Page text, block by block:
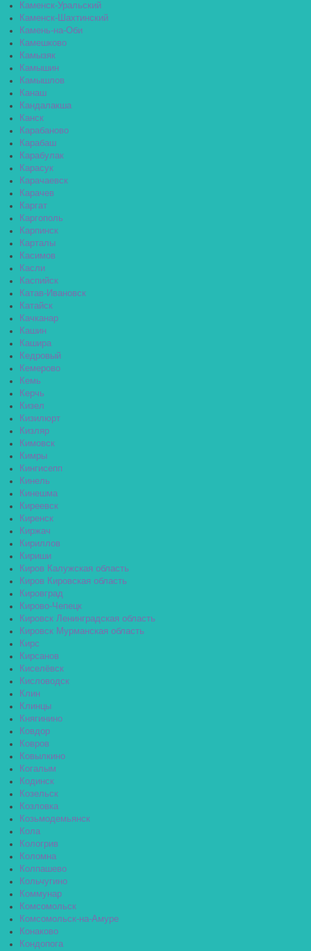
Каменск-Уральский
Каменск-Шахтинский
Камень-на-Оби
Камешково
Камызяк
Камышин
Камышлов
Канаш
Кандалакша
Канск
Карабаново
Карабаш
Карабулак
Карасук
Карачаевск
Карачев
Каргат
Каргополь
Карпинск
Карталы
Касимов
Касли
Каспийск
Катав-Ивановск
Катайск
Качканар
Кашин
Кашира
Кедровый
Кемерово
Кемь
Керчь
Кизел
Кизилюрт
Кизляр
Кимовск
Кимры
Кингисепп
Кинель
Кинешма
Киреевск
Киренск
Киржач
Кириллов
Кириши
Киров Калужская область
Киров Кировская область
Кировград
Кирово-Чепецк
Кировск Ленинградская область
Кировск Мурманская область
Кирс
Кирсанов
Киселёвск
Кисловодск
Клин
Клинцы
Княгинино
Ковдор
Ковров
Ковылкино
Когалым
Кодинск
Козельск
Козловка
Козьмодемьянск
Кола
Кологрив
Коломна
Колпашево
Кольчугино
Коммунар
Комсомольск
Комсомольск-на-Амуре
Конаково
Кондопога